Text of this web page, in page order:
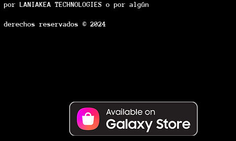
TECHNOLOGIES o por algún
reservados © 2024